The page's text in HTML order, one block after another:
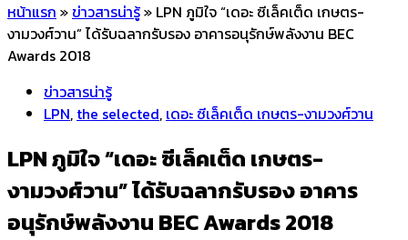
หน้าแรก »ข่าวสารน่ารู้» LPN ภูมิใจ “เดอะ ซีเล็คเต็ด เกษตร-
งามวงศ์วาน” ได้รับฉลากรับรอง อาคารอนุรักษ์พลังงาน BEC
Awards 2018
ข่าวสารน่ารู้
LPN, the selected, เดอะ ซีเล็คเต็ด เกษตร-งามวงศ์วาน
LPN ภูมิใจ “เดอะ ซีเล็คเต็ด เกษตร-
งามวงศ์วาน” ได้รับฉลากรับรอง อาคาร
อนุรักษ์พลังงาน BEC Awards 2018